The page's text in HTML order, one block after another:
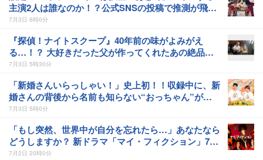
主演2人は誰なのか！？公式SNSの投稿で推測が飛び
交う！！「かなり絞られる」「なまはげヤバい！」
7月3日 6時0分
『探偵！ナイトスクープ』40年前の味がよみがえ
る…！？ 大好きだった父が作ってくれたあの絶品の
餅をもう一度食べたい！
7月3日 5時30分
「新婚さんいらっしゃい！」史上初！！収録中に、新
婚さんの背後から名前も知らない“おっちゃん”が…
7月3日 5時0分
「もし突然、世界中が自分を忘れたら…」あなたなら
どうしますか？ 新ドラマ「マイ・フィクション」7月
5日(日)スタート！
7月2日 20時0分